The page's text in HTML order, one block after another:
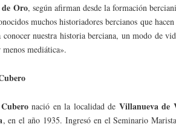
Oro, según afirman desde la formación
muchos historiadores bercianos que
nuestra historia berciana, un modo de
mediática».
nació en la localidad de Villanueva de
, en el año 1935. Ingresó en el Seminario